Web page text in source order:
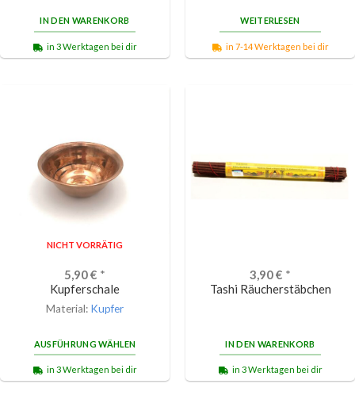
IN DEN WARENKORB
in 3 Werktagen bei dir
WEITERLESEN
in 7-14 Werktagen bei dir
NICHT VORRÄTIG
5,90€ *
Kupferschale
Material: Kupfer
AUSFÜHRUNG WÄHLEN
in 3 Werktagen bei dir
3,90€ *
Tashi Räucherstäbchen
IN DEN WARENKORB
in 3 Werktagen bei dir